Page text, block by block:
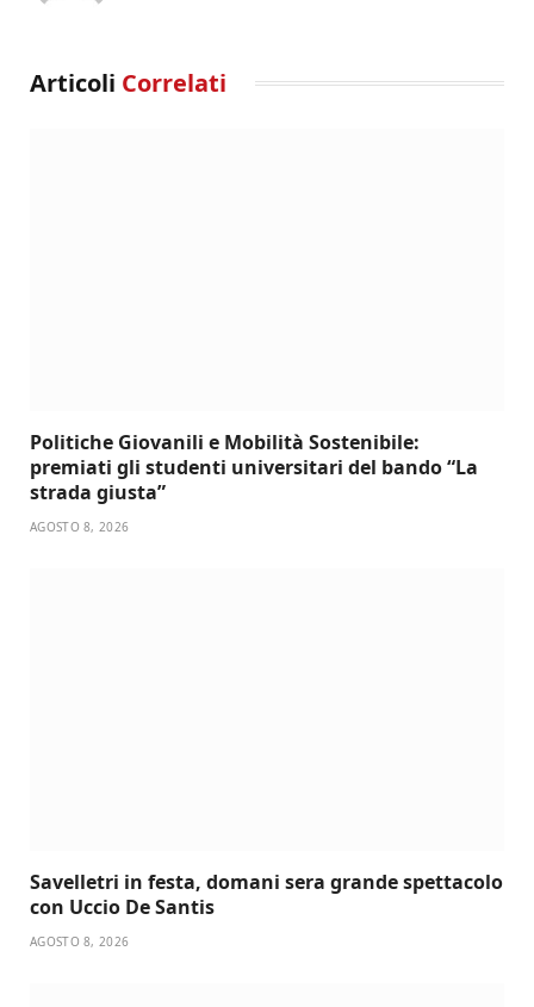
Articoli Correlati
Politiche Giovanili e Mobilità Sostenibile:
premiati gli studenti universitari del bando “La
strada giusta”
AGOSTO 8, 2026
Savelletri in festa, domani sera grande spettacolo
con Uccio De Santis
AGOSTO 8, 2026